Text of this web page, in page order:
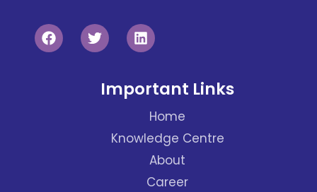
Important Links
Home
Knowledge Centre
About
Career